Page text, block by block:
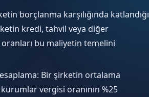
borçlanma karşılığında katlandığı
kredi, tahvil veya diğer
bu maliyetin temelini
Bir şirketin ortalama
vergisi oranının %25